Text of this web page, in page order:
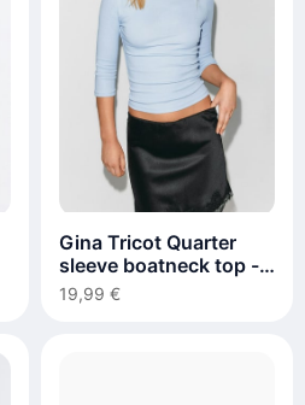
Gina Tricot Quarter
sleeve boatneck top -
Blau
19,99 €